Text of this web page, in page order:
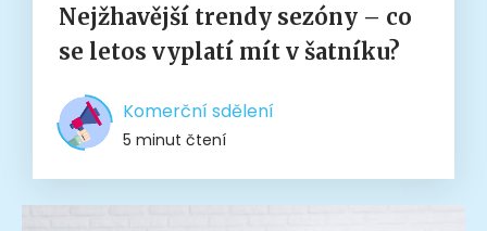
Nejžhavější trendy sezóny – co
se letos vyplatí mít v šatníku?
Komerční sdělení
5 minut čtení